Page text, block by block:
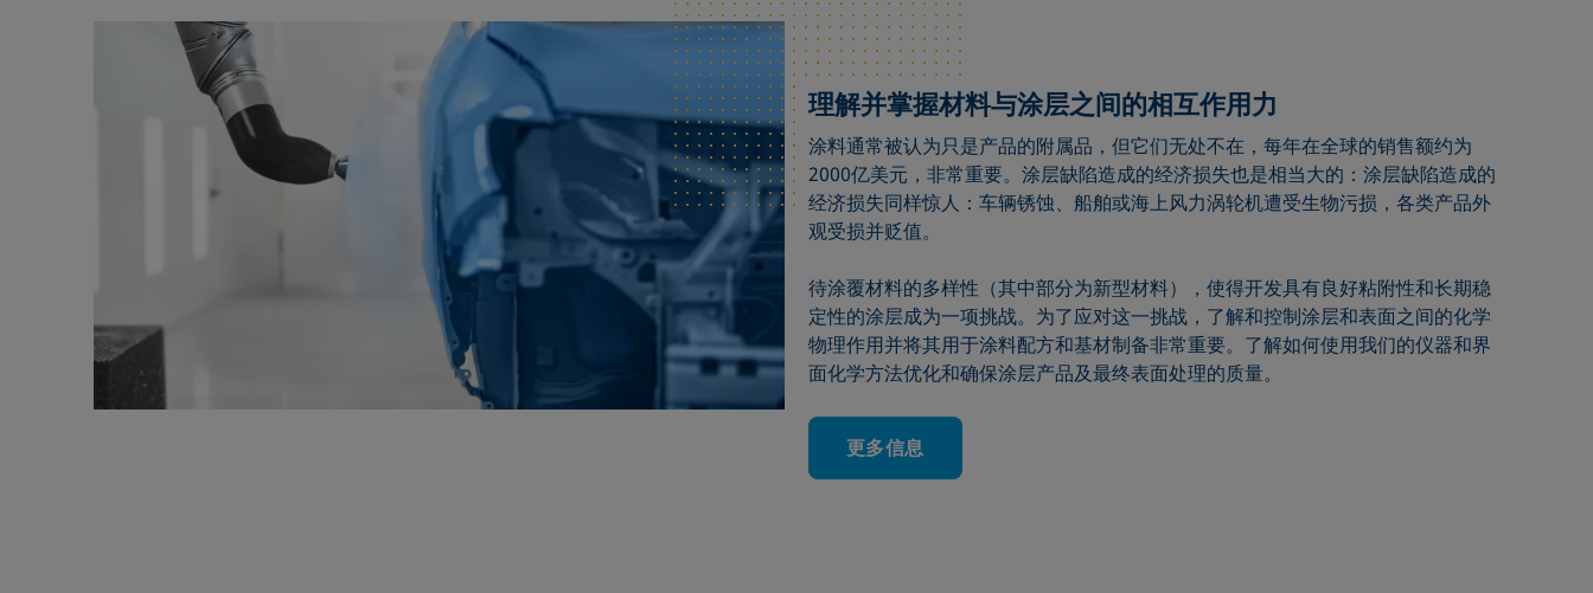
理解并掌握材料与涂层之间的相互作用力
涂料通常被认为只是产品的附属品，但它们无处不在，每年在全球的销售额约为
2000亿美元，非常重要。涂层缺陷造成的经济损失也是相当大的：涂层缺陷造成的
经济损失同样惊人：车辆锈蚀、船舶或海上风力涡轮机遭受生物污损，各类产品外
观受损并贬值。
待涂覆材料的多样性（其中部分为新型材料），使得开发具有良好粘附性和长期稳
定性的涂层成为一项挑战。为了应对这一挑战，了解和控制涂层和表面之间的化学
物理作用并将其用于涂料配方和基材制备非常重要。了解如何使用我们的仪器和界
面化学方法优化和确保涂层产品及最终表面处理的质量。
更多信息